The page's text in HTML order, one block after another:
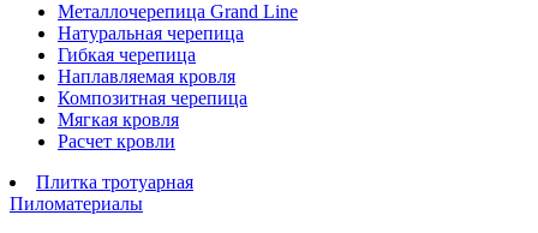
Металлочерепица Grand Line
Натуральная черепица
Гибкая черепица
Наплавляемая кровля
Композитная черепица
Мягкая кровля
Расчет кровли
Плитка тротуарная
Пиломатериалы